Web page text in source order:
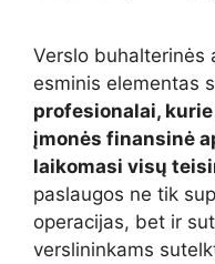
Verslo buhalterinės
esminis elementas
profesionalai,
įmonės finansinė
laikomasi visų
paslaugos ne tik
operacijas, bet ir
verslininkams